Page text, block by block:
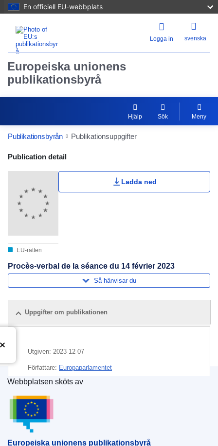
En officiell EU-webbplats
Logga in svenska
Europeiska unionens
publikationsbyrå
Hjälp Sök Meny
Publikationsbyrån Publikationsuppgifter
Publication Detail Actions Portlet
Publication detail
EU-rätten
Ladda ned
Procès-verbal de la séance du 14 février 2023
Så hänvisar du
Uppgifter om publikationen
Utgiven: 2023-12-07
Författare: Europaparlamentet
CELEX : C/2023/01410
ELI :C/2023/1410/oj
Europeiska unionens publikationsbyrå
Webbplatsen sköts av
Europeiska unionens publikationsbyrå